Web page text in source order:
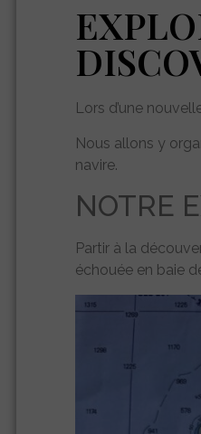
Lors d’une
Nous allons y
navire.
NOTRE
Partir à la
échouée en baie